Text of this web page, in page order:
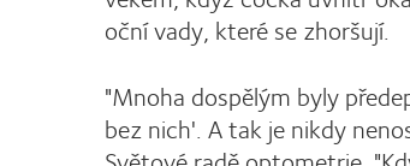
oční vady, které se zhoršují.
"Mnoha dospělým byly
bez nich'. A tak je nikdy